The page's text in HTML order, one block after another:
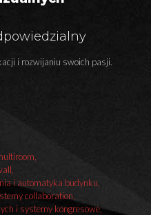
i rozwijaniu swoich pasji.
i automatyka budynku,
collaboration,
i systemy kongresowe,